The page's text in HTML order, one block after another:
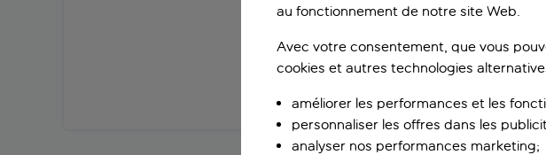
au fonctionnement de notre site Web.
Avec votre consentement, que vous
cookies et autres technologies
améliorer les performances et les
personnaliser les offres dans les
analyser nos performances marketing;